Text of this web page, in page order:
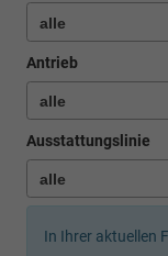
Antrieb
Ausstattungslinie
In Ihrer aktuellen